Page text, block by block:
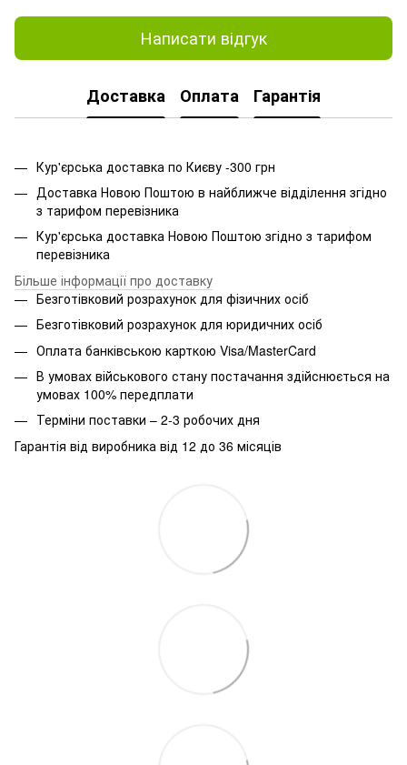
Написати відгук
Доставка Оплата Гарантія
Кур'єрська доставка по Києву -300 грн
Доставка Новою Поштою в найближче відділення згідно
з тарифом перевізника
Кур'єрська доставка Новою Поштою згідно з тарифом
перевізника
Більше інформації про доставку
Безготівковий розрахунок для фізичних осіб
Безготівковий розрахунок для юридичних осіб
Оплата банківською карткою Visa/MasterCard
В умовах військового стану постачання здійснюється на
умовах 100% передплати
Терміни поставки – 2-3 робочих дня
Гарантія від виробника від 12 до 36 місяців